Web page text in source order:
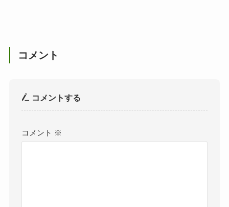
コメント
コメントする
コメント ※